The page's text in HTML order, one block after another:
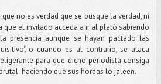
no es verdad que se busque la verdad, ni
que el invitado acceda a ir al plató sabiendo
presencia aunque se hayan pactado las
o cuando es al contrario, se ataca
para que dicho periodista consiga
haciendo que sus hordas lo jaleen.